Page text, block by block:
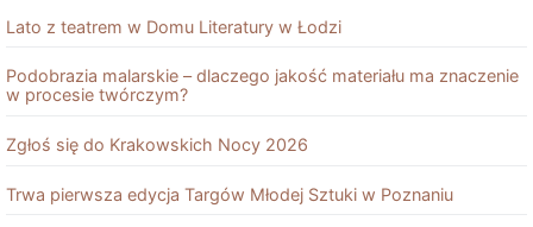
Lato z teatrem w Domu Literatury w Łodzi
Podobrazia malarskie – dlaczego jakość materiału ma znaczenie
w procesie twórczym?
Zgłoś się do Krakowskich Nocy 2026
Trwa pierwsza edycja Targów Młodej Sztuki w Poznaniu